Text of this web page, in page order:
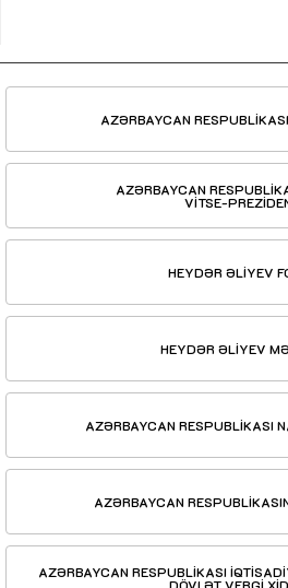
AZƏRBAYCAN
AZƏRBAYCAN
VİTSE-
HEYDƏR ƏLİYEV
HEYDƏR ƏLİYEV
AZƏRBAYCAN RESPUBLİKASI
AZƏRBAYCAN
AZƏRBAYCAN RESPUBLİKASI